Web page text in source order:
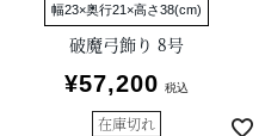
幅23×奥行21×高さ38(cm)
破魔弓飾り 8号
¥57,200 税込
在庫切れ